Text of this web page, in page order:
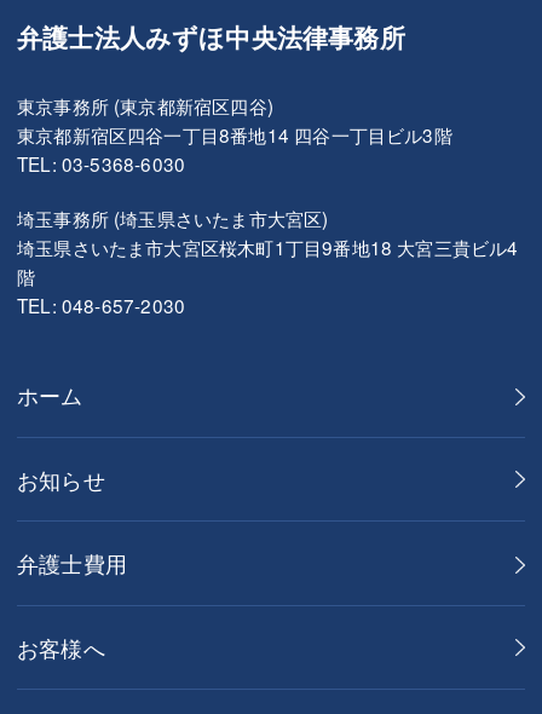
弁護士法人みずほ中央法律事務所
東京事務所 (東京都新宿区四谷)
東京都新宿区四谷一丁目8番地14 四谷一丁目ビル3階
TEL: 03-5368-6030
埼玉事務所 (埼玉県さいたま市大宮区)
埼玉県さいたま市大宮区桜木町1丁目9番地18 大宮三貴ビル4
階
TEL: 048-657-2030
ホーム
お知らせ
弁護士費用
お客様へ